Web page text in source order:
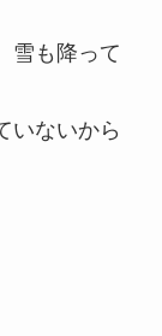
雪も降って
いないから